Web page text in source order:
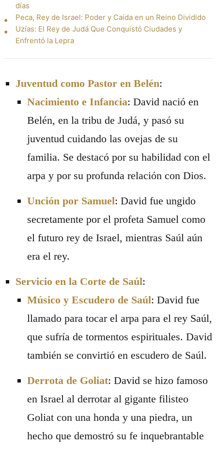
días
Peca, Rey de Israel: Poder y Caída en un Reino Dividido
Uzías: El Rey de Judá Que Conquistó Ciudades y
Enfrentó la Lepra
Juventud como Pastor en Belén:
Nacimiento e Infancia: David nació en
Belén, en la tribu de Judá, y pasó su
juventud cuidando las ovejas de su
familia. Se destacó por su habilidad con el
arpa y por su profunda relación con Dios.
Unción por Samuel: David fue ungido
secretamente por el profeta Samuel como
el futuro rey de Israel, mientras Saúl aún
era el rey.
Servicio en la Corte de Saúl:
Músico y Escudero de Saúl: David fue
llamado para tocar el arpa para el rey Saúl,
que sufría de tormentos espirituales. David
también se convirtió en escudero de Saúl.
Derrota de Goliat: David se hizo famoso
en Israel al derrotar al gigante filisteo
Goliat con una honda y una piedra, un
hecho que demostró su fe inquebrantable